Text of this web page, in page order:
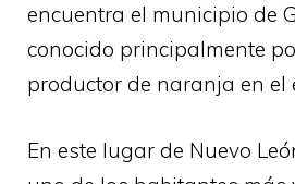
encuentra el municipio de
conocido principalmente
productor de naranja en el
En este lugar de Nuevo